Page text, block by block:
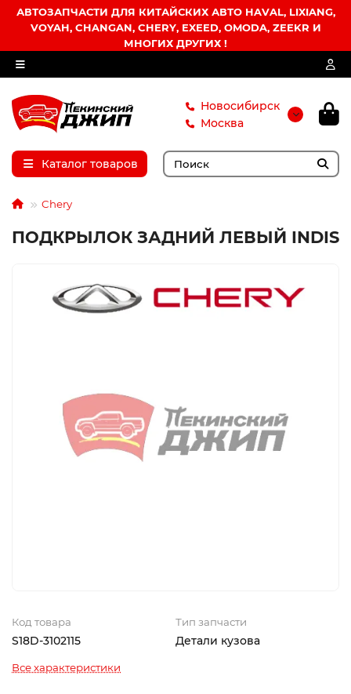
АВТОЗАПЧАСТИ ДЛЯ КИТАЙСКИХ АВТО HAVAL, LIXIANG,
VOYAH, CHANGAN, CHERY, EXEED, OMODA, ZEEKR И
МНОГИХ ДРУГИХ !
Новосибирск
Москва
Каталог товаров
Chery
ПОДКРЫЛОК ЗАДНИЙ ЛЕВЫЙ INDIS
Код товара
S18D-3102115
Тип запчасти
Детали кузова
Все характеристики